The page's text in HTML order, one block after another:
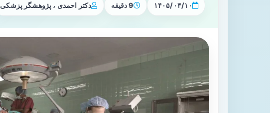
۱۴۰۵/۰۴/۱۰ 9 دقیقه دکتر احمدی ، پژوهشگر پزشکی